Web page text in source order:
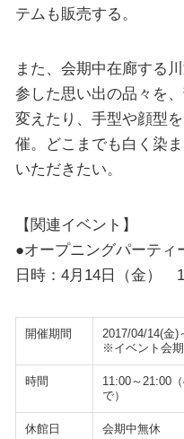
テムも販売する。
また、会期中在廊する
参した思い出の品々を
変えたり、手型や顔型
催。どこまでも白く染
いただきたい。
【関連イベント】
●オープニングパーティ
日時：4月14日（金）
開催期間
2017/04/14(金)
※イベント会
時間
11:00～21:00
で）
休館日 会期中無休